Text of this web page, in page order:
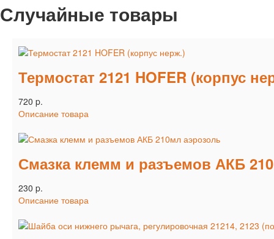
Случайные товары
Термостат 2121 HOFER (корпус
720 p.
Описание товара
Смазка клемм и разъемов АКБ
230 p.
Описание товара